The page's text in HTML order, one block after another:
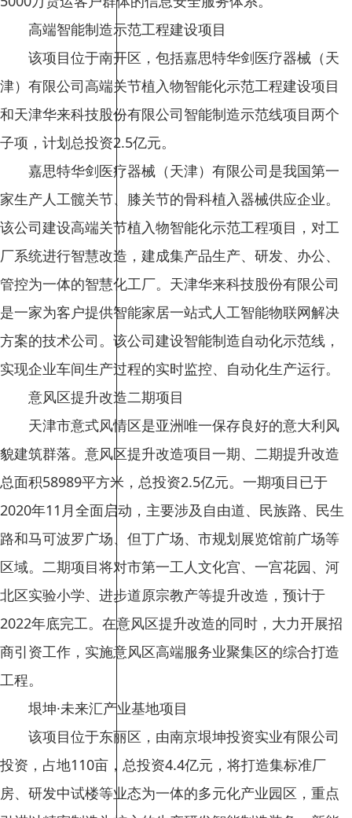
高端智能制造示范工程建设项目
该项目位于南开区，包括嘉思特华剑医疗器械（天
津）有限公司高端关节植入物智能化示范工程建设项目
和天津华来科技股份有限公司智能制造示范线项目两个
子项，计划总投资2.5亿元。
嘉思特华剑医疗器械（天津）有限公司是我国第一
家生产人工髋关节、膝关节的骨科植入器械供应企业。
该公司建设高端关节植入物智能化示范工程项目，对工
厂系统进行智慧改造，建成集产品生产、研发、办公、
管控为一体的智慧化工厂。天津华来科技股份有限公司
是一家为客户提供智能家居一站式人工智能物联网解决
方案的技术公司。该公司建设智能制造自动化示范线，
实现企业车间生产过程的实时监控、自动化生产运行。
意风区提升改造二期项目
天津市意式风情区是亚洲唯一保存良好的意大利风
貌建筑群落。意风区提升改造项目一期、二期提升改造
总面积58989平方米，总投资2.5亿元。一期项目已于
2020年11月全面启动，主要涉及自由道、民族路、民生
路和马可波罗广场、但丁广场、市规划展览馆前广场等
区域。二期项目将对市第一工人文化宫、一宫花园、河
北区实验小学、进步道原宗教产等提升改造，预计于
2022年底完工。在意风区提升改造的同时，大力开展招
商引资工作，实施意风区高端服务业聚集区的综合打造
工程。
垠坤·未来汇产业基地项目
该项目位于东丽区，由南京垠坤投资实业有限公司
投资，占地110亩，总投资4.4亿元，将打造集标准厂
房、研发中试楼等业态为一体的多元化产业园区，重点